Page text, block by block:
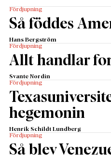
Fördjupning
Så föddes
Hans Bergström
Fördjupning
Allt handlar
Svante Nordin
Fördjupning
hegemonin
Henrik Schildt Lundberg
Fördjupning
Så blev